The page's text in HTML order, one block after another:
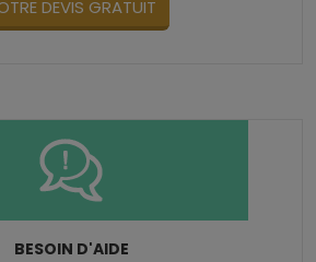
DEVIS GRATUIT
BESOIN D'AIDE